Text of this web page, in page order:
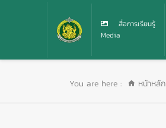
สื่อการเรียนรู้
Media
You are here : หน้าหลัก